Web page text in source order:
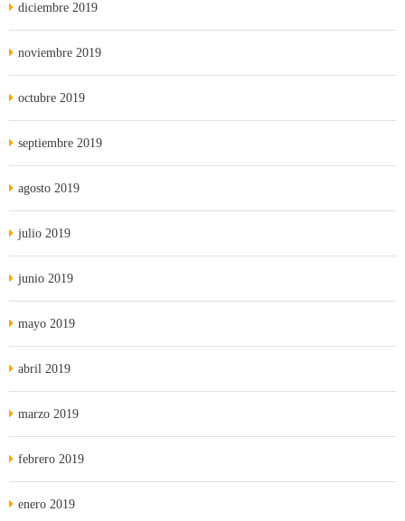
diciembre 2019
noviembre 2019
octubre 2019
septiembre 2019
agosto 2019
julio 2019
junio 2019
mayo 2019
abril 2019
marzo 2019
febrero 2019
enero 2019